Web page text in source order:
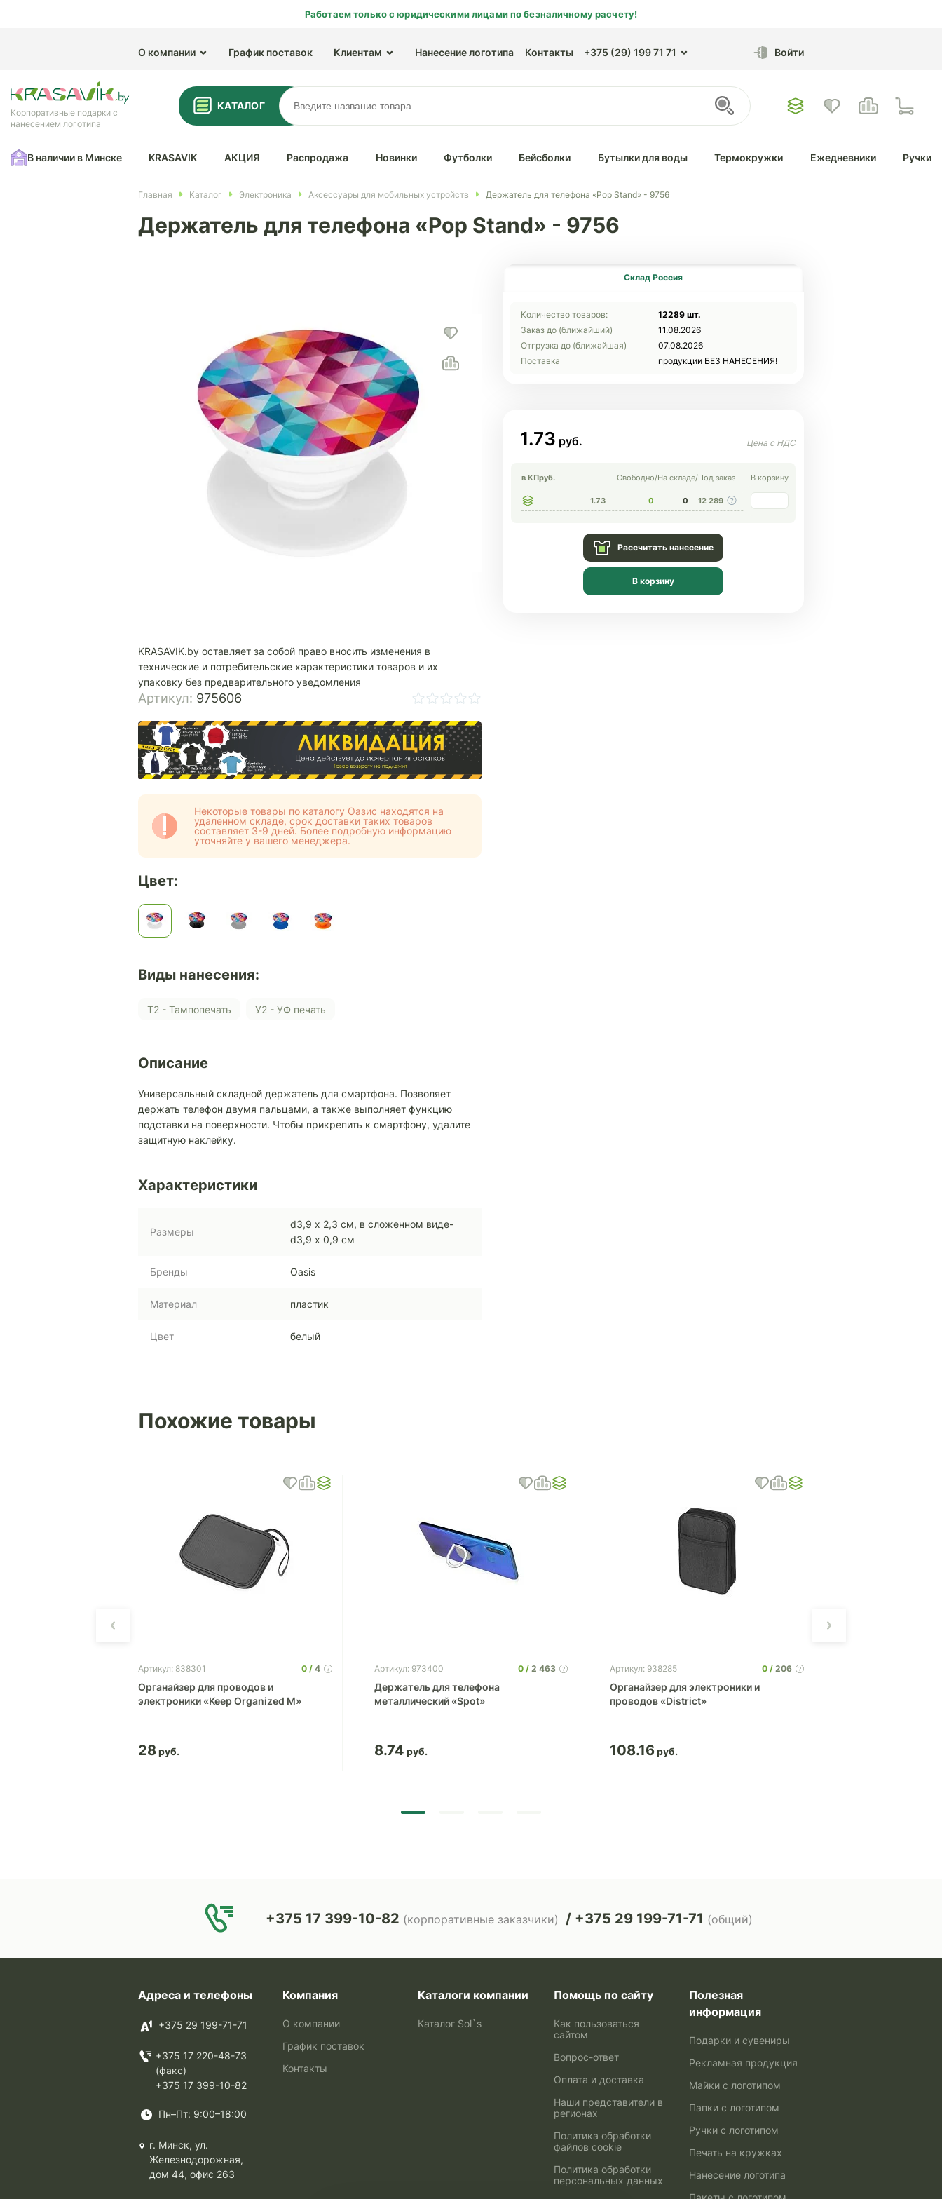
Работаем только с юридическими лицами по безналичному расчету!
О компании График поставок Клиентам Нанесение логотипа Контакты +375 (29) 199 71 71 Войти
Корпоративные подарки с
нанесением логотипа
КАТАЛОГ
В наличии в Минске KRASAVIK АКЦИЯ Распродажа Новинки Футболки Бейсболки Бутылки для воды Термокружки Ежедневники Ручки
Главная Каталог Электроника Аксессуары для мобильных устройств Держатель для телефона «Pop Stand» - 9756
Держатель для телефона «Pop Stand» - 9756
KRASAVIK.by оставляет за собой право вносить изменения в
технические и потребительские характеристики товаров и их
упаковку без предварительного уведомления
Артикул: 975606
Некоторые товары по каталогу Оазис находятся на
удаленном складе, срок доставки таких товаров
составляет 3-9 дней. Более подробную информацию
уточняйте у вашего менеджера.
Цвет:
Виды нанесения:
Т2 - Тампопечать У2 - УФ печать
Описание
Универсальный складной держатель для смартфона. Позволяет
держать телефон двумя пальцами, а также выполняет функцию
подставки на поверхности. Чтобы прикрепить к смартфону, удалите
защитную наклейку.
Характеристики
Размеры
d3,9 х 2,3 см, в сложенном виде-
d3,9 х 0,9 см
Бренды Oasis
Материал пластик
Цвет белый
Склад Россия
Количество товаров:
12289 шт.
Заказ до (ближайший)
11.08.2026
Отгрузка до (ближайшая)
07.08.2026
Поставка
продукции БЕЗ НАНЕСЕНИЯ!
1.73
в КПруб. Свободно/На складе/Под заказ В корзину
1.73 0 0 12 289
Рассчитать нанесение
В корзину
Похожие товары
Артикул: 838301 0 4
Органайзер для проводов и
электроники «Keep Organized M»
28
Артикул: 973400 0 2 463
Держатель для телефона
металлический «Spot»
8.74
Артикул: 938285 0 206
Органайзер для электроники и
проводов «District»
108.16
+375 17 399-10-82 (корпоративные заказчики) +375 29 199-71-71 (общий)
Адреса и телефоны
+375 29 199-71-71
+375 17 220-48-73
(факс)
+375 17 399-10-82
Пн–Пт: 9:00–18:00
г. Минск, ул.
Железнодорожная,
дом 44, офис 263
Компания
О компании
График поставок
Контакты
Каталоги компании
Каталог Sol`s
Помощь по сайту
Как пользоваться
сайтом
Вопрос-ответ
Оплата и доставка
Наши представители в
регионах
Политика обработки
файлов cookie
Политика обработки
персональных данных
Полезная
информация
Подарки и сувениры
Рекламная продукция
Майки с логотипом
Папки с логотипом
Ручки с логотипом
Печать на кружках
Нанесение логотипа